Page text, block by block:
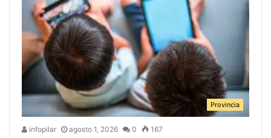
Provincia
infopilar agosto 1, 2026 0 167